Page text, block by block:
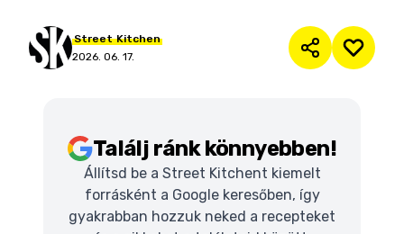
Street Kitchen
2026. 06. 17.
Találj ránk könnyebben!
Állítsd be a Street Kitchent kiemelt
forrásként a Google keresőben, így
gyakrabban hozzuk neked a recepteket